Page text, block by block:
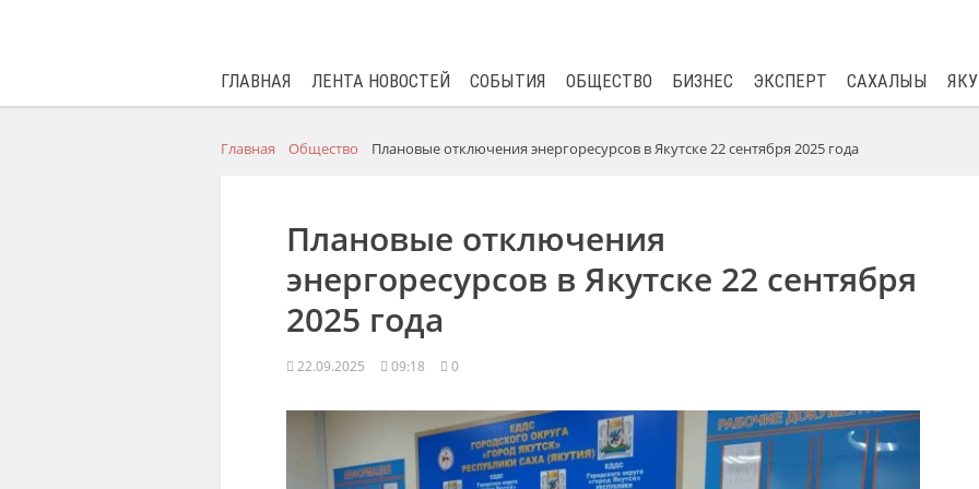
ГЛАВНАЯ ЛЕНТА НОВОСТЕЙ СОБЫТИЯ ОБЩЕСТВО БИЗНЕС ЭКСПЕРТ САХАЛЫЫ
Главная Общество Плановые отключения энергоресурсов в Якутске 22 сентября 2025 года
Плановые отключения
энергоресурсов в Якутске 22 сентября
2025 года
22.09.2025 09:18 0